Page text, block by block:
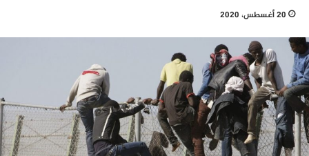
20 أغسطس، 2020